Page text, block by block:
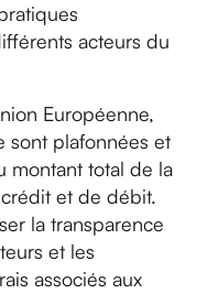
acteurs du
Européenne,
sont plafonnées et
montant total de la
et de débit.
la transparence
et les
associés aux